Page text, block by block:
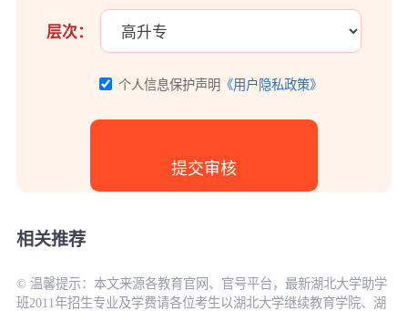
层次：
个人信息保护声明 《用户隐私政策》
相关推荐
© 温馨提示：本文来源各教育官网、官号平台，最新湖北大学助学
班2011年招生专业及学费请各位考生以湖北大学继续教育学院、湖